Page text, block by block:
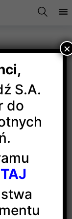
S.A.
do
×